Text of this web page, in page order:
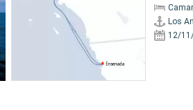
Los
12/